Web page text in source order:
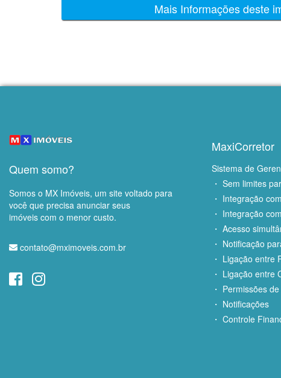
Mais Informações deste
Quem somo?
Somos o MX Imóveis, um site voltado para
você que precisa anunciar seus
imóveis com o menor custo.
contato@mximoveis.com.br
MaxiCorretor
Sistema de
・ Sem limites
・ Integração
・ Integração
・ Acesso
・ Notificação
・ Ligação entre
・ Ligação entre
・ Permissões
・ Notificações
・ Controle